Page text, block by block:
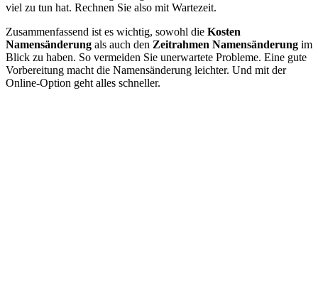
viel zu tun hat. Rechnen Sie also mit Wartezeit.
Zusammenfassend ist es wichtig, sowohl die Kosten
Namensänderung als auch den Zeitrahmen Namensänderung im
Blick zu haben. So vermeiden Sie unerwartete Probleme. Eine gute
Vorbereitung macht die Namensänderung leichter. Und mit der
Online-Option geht alles schneller.